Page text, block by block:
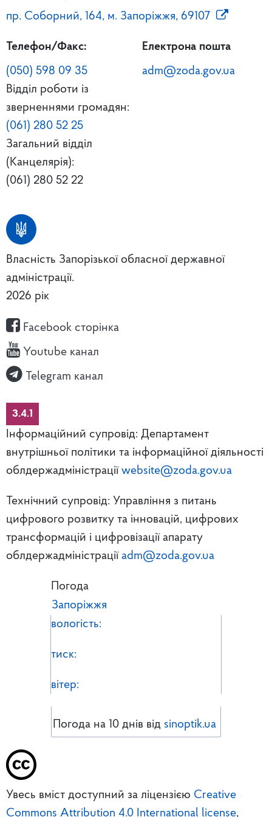
пр. Соборний, 164, м. Запоріжжя, 69107
Телефон/Факс:
(050) 598 09 35
Відділ роботи із
зверненнями громадян:
(061) 280 52 25
Загальний відділ
(Канцелярія):
(061) 280 52 22
Електрона пошта
adm@zoda.gov.ua
Власність Запорізької обласної державної
адміністрації.
2026 рік
Facebook сторінка
Youtube канал
Telegram канал
3.4.1
Інформаційний супровід: Департамент
внутрішньої політики та інформаційної діяльності
облдержадміністрації website@zoda.gov.ua
Технічний супровід: Управління з питань
цифрового розвитку та інновацій, цифрових
трансформацій і цифровізації апарату
облдержадміністрації adm@zoda.gov.ua
Погода
Запоріжжя
вологість:
тиск:
вітер:
Погода на 10 днів від sinoptik.ua
Увесь вміст доступний за ліцензією Creative
Commons Attribution 4.0 International license,